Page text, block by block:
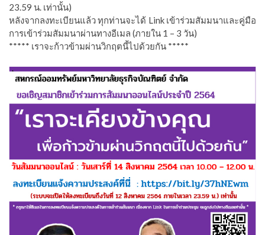
23.59 น. เท่านั้น)
หลังจากลงทะเบียนแล้ว ทุกท่านจะได้ Link เข้าร่วมสัมมนาและคู่มือ
การเข้าร่วมสัมมนาผ่านทางอีเมล (ภายใน 1 – 3 วัน)
***** เราจะก้าวข้ามผ่านวิกฤตนี้ไปด้วยกัน *****